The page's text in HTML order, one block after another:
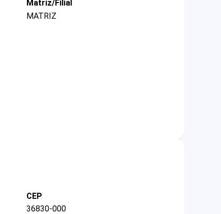
Matriz/Filial
MATRIZ
CEP
36830-000